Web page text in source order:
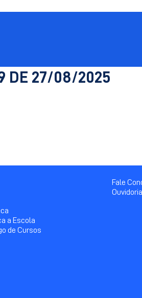
DE 27/08/2025
a Escola
de Cursos
Fale
Ouvidoria